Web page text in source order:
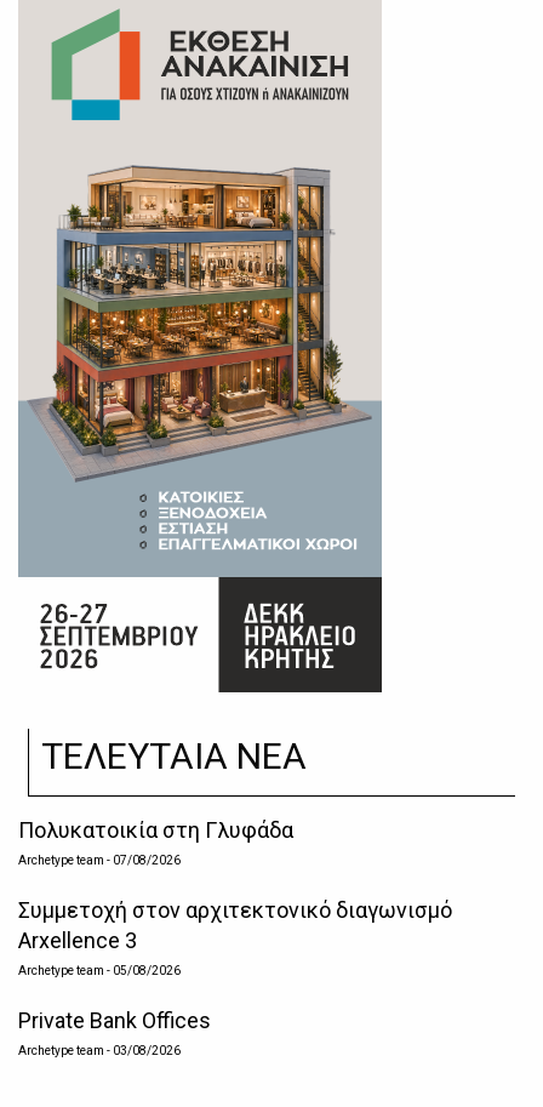
ΤΕΛΕΥΤΑΙΑ ΝΕΑ
Πολυκατοικία στη Γλυφάδα
Archetype team - 07/08/2026
Συμμετοχή στον αρχιτεκτονικό διαγωνισμό
Arxellence 3
Archetype team - 05/08/2026
Private Bank Offices
Archetype team - 03/08/2026